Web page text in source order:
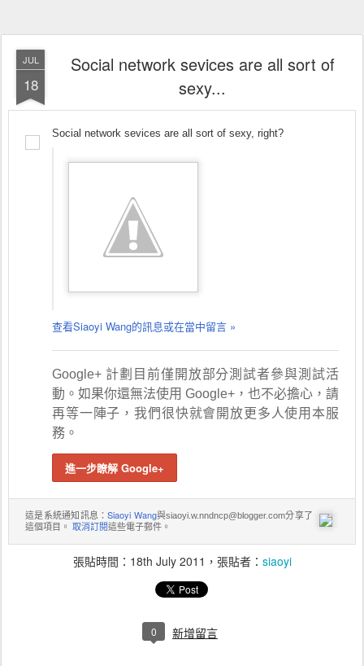
JUL
18
Social network sevices are all sort of
sexy...
Social network sevices are all sort of sexy, right?
查看Siaoyi Wang的訊息或在當中留言 »
Google+ 計劃目前僅開放部分測試者參與測試活
動。如果你還無法使用 Google+，也不必擔心，請
再等一陣子，我們很快就會開放更多人使用本服
務。
進一步瞭解 Google+
這是系統通知訊息：Siaoyi Wang與siaoyi.w.nndncp@blogger.com分享了
這個項目。 取消訂閱這些電子郵件。
張貼時間： 18th July 2011 ，張貼者： siaoyi
0 新增留言